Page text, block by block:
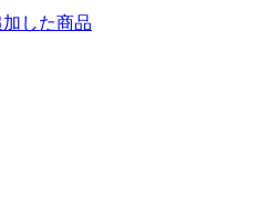
した商品